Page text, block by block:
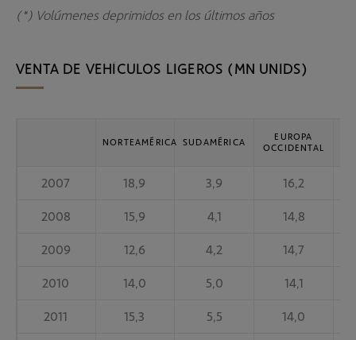
(*) Volúmenes deprimidos en los últimos años
VENTA DE VEHÍCULOS LIGEROS (MN UNIDS)
NORTEAMÉRICA SUDAMÉRICA
EUROPA
OCCIDENTAL
2007 18,9 3,9 16,2
2008 15,9 4,1 14,8
2009 12,6 4,2 14,7
2010 14,0 5,0 14,1
2011 15,3 5,5 14,0